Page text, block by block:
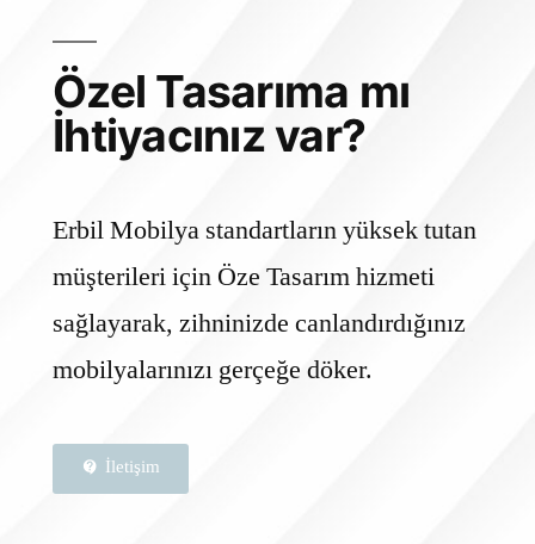
Özel Tasarıma mı
İhtiyacınız var?
Erbil Mobilya standartların yüksek tutan
müşterileri için Öze Tasarım hizmeti
sağlayarak, zihninizde canlandırdığınız
mobilyalarınızı gerçeğe döker.
İletişim